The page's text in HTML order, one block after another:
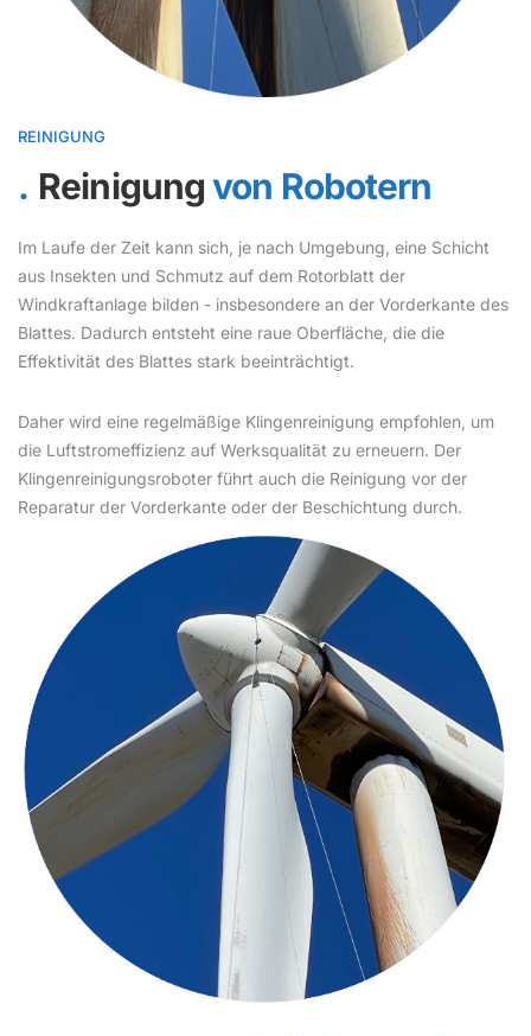
REINIGUNG
Reinigungvon Robotern
Im Laufe der Zeit kann sich, je nach Umgebung, eine Schicht
aus Insekten und Schmutz auf dem Rotorblatt der
Windkraftanlage bilden - insbesondere an der Vorderkante des
Blattes. Dadurch entsteht eine raue Oberfläche, die die
Effektivität des Blattes stark beeinträchtigt.
Daher wird eine regelmäßige Klingenreinigung empfohlen, um
die Luftstromeffizienz auf Werksqualität zu erneuern. Der
Klingenreinigungsroboter führt auch die Reinigung vor der
Reparatur der Vorderkante oder der Beschichtung durch.